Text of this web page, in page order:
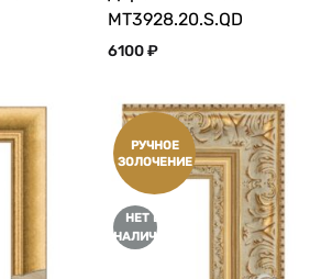
MT3928.20.S.QD
6100₽
РУЧНОЕ
ЗОЛОЧЕНИЕ
НЕТ В
НАЛИЧИИ